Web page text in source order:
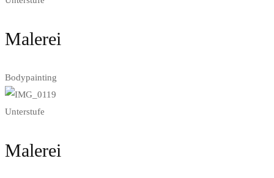
Malerei
Bodypainting
Unterstufe
Malerei